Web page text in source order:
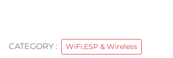
CATEGORY :
WiFi,ESP & Wireless